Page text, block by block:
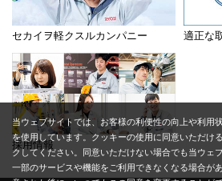
当ウェブサイトでは、お客様の利便性の向上や利用
を使用しています。クッキーの使用に同意いただけ
クしてください。同意いただけない場合でも当ウェ
一部のサービスや機能をご利用できなくなる場合が
セカイヲ軽クスルカンパニー 適正な
採用情報